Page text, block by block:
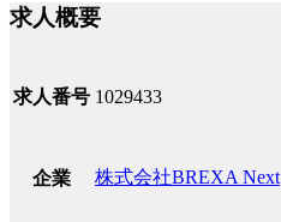
求人概要
求人番号 1029433
企業 株式会社BREXA Next